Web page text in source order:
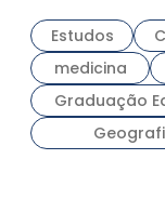
Estudos
medicina
Graduação